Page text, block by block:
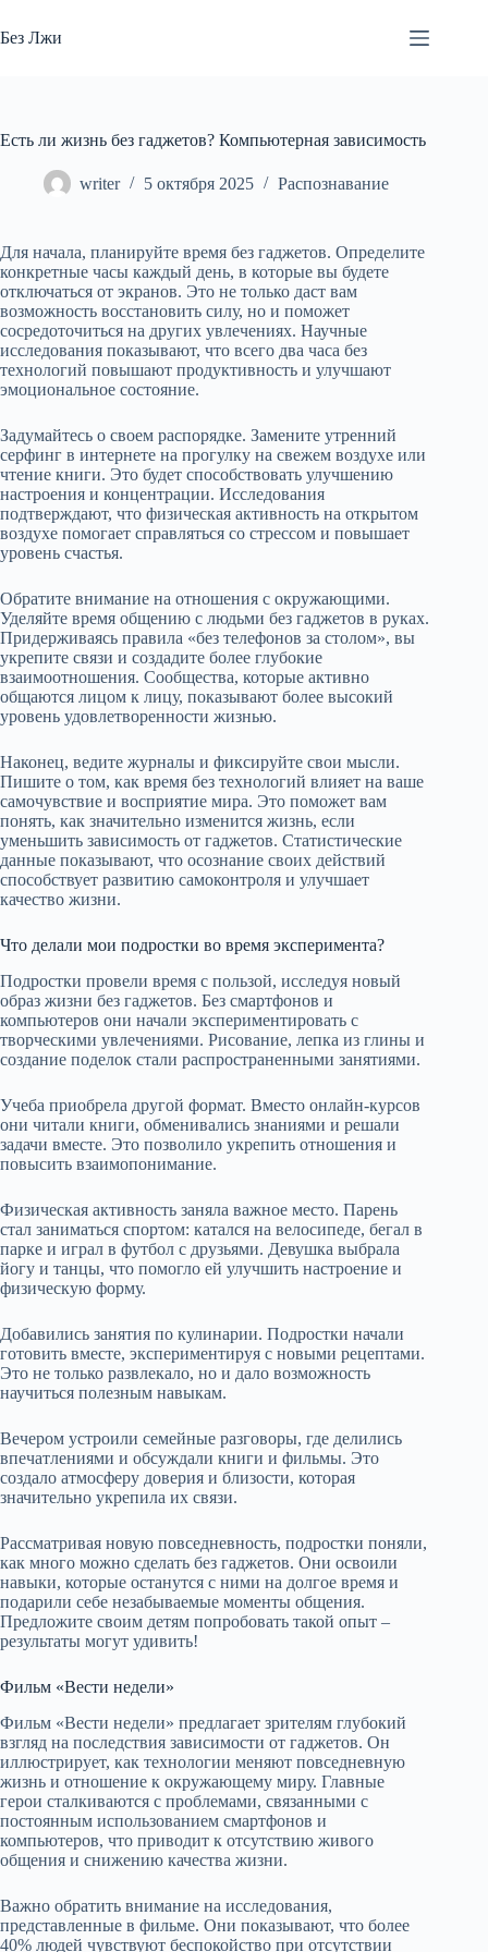
к
сути
Без Лжи
Есть ли жизнь без гаджетов? Компьютерная зависимость
writer 5 октября 2025 Распознавание
Для начала, планируйте время без гаджетов. Определите
конкретные часы каждый день, в которые вы будете
отключаться от экранов. Это не только даст вам
возможность восстановить силу, но и поможет
сосредоточиться на других увлечениях. Научные
исследования показывают, что всего два часа без
технологий повышают продуктивность и улучшают
эмоциональное состояние.
Задумайтесь о своем распорядке. Замените утренний
серфинг в интернете на прогулку на свежем воздухе или
чтение книги. Это будет способствовать улучшению
настроения и концентрации. Исследования
подтверждают, что физическая активность на открытом
воздухе помогает справляться со стрессом и повышает
уровень счастья.
Обратите внимание на отношения с окружающими.
Уделяйте время общению с людьми без гаджетов в руках.
Придерживаясь правила «без телефонов за столом», вы
укрепите связи и создадите более глубокие
взаимоотношения. Сообщества, которые активно
общаются лицом к лицу, показывают более высокий
уровень удовлетворенности жизнью.
Наконец, ведите журналы и фиксируйте свои мысли.
Пишите о том, как время без технологий влияет на ваше
самочувствие и восприятие мира. Это поможет вам
понять, как значительно изменится жизнь, если
уменьшить зависимость от гаджетов. Статистические
данные показывают, что осознание своих действий
способствует развитию самоконтроля и улучшает
качество жизни.
Что делали мои подростки во время эксперимента?
Подростки провели время с пользой, исследуя новый
образ жизни без гаджетов. Без смартфонов и
компьютеров они начали экспериментировать с
творческими увлечениями. Рисование, лепка из глины и
создание поделок стали распространенными занятиями.
Учеба приобрела другой формат. Вместо онлайн-курсов
они читали книги, обменивались знаниями и решали
задачи вместе. Это позволило укрепить отношения и
повысить взаимопонимание.
Физическая активность заняла важное место. Парень
стал заниматься спортом: катался на велосипеде, бегал в
парке и играл в футбол с друзьями. Девушка выбрала
йогу и танцы, что помогло ей улучшить настроение и
физическую форму.
Добавились занятия по кулинарии. Подростки начали
готовить вместе, экспериментируя с новыми рецептами.
Это не только развлекало, но и дало возможность
научиться полезным навыкам.
Вечером устроили семейные разговоры, где делились
впечатлениями и обсуждали книги и фильмы. Это
создало атмосферу доверия и близости, которая
значительно укрепила их связи.
Рассматривая новую повседневность, подростки поняли,
как много можно сделать без гаджетов. Они освоили
навыки, которые останутся с ними на долгое время и
подарили себе незабываемые моменты общения.
Предложите своим детям попробовать такой опыт –
результаты могут удивить!
Фильм «Вести недели»
Фильм «Вести недели» предлагает зрителям глубокий
взгляд на последствия зависимости от гаджетов. Он
иллюстрирует, как технологии меняют повседневную
жизнь и отношение к окружающему миру. Главные
герои сталкиваются с проблемами, связанными с
постоянным использованием смартфонов и
компьютеров, что приводит к отсутствию живого
общения и снижению качества жизни.
Важно обратить внимание на исследования,
представленные в фильме. Они показывают, что более
40% людей чувствуют беспокойство при отсутствии